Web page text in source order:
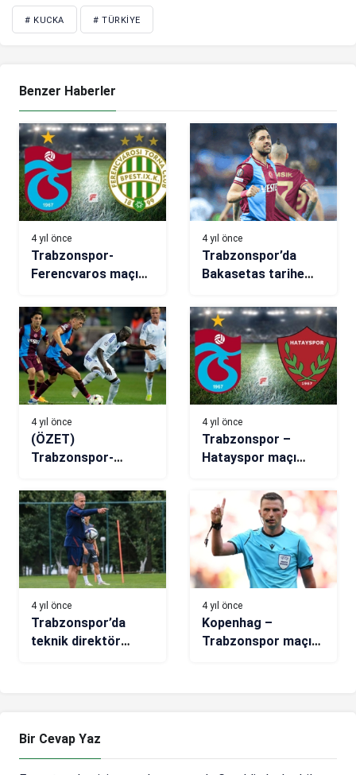
# KUCKA # TÜRKIYE
Benzer Haberler
4 yıl önce
Trabzonspor-
Ferencvaros maçı
kaçta, hangi
kanalda? (Muhtemel
11’ler)
4 yıl önce
Trabzonspor’da
Bakasetas tarihe
4 yıl önce
(ÖZET)
Trabzonspor-
sonucu: 0-0
4 yıl önce
Trabzonspor –
Hatayspor maçı
kaçta? 11’ler
açıklandı
4 yıl önce
Trabzonspor’da
teknik direktör
4 yıl önce
Kopenhag –
Trabzonspor maçını
Bir Cevap Yaz